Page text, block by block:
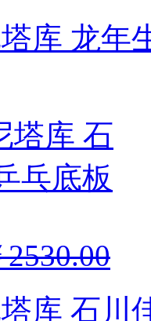
库 龙年
2530.00
库 石川